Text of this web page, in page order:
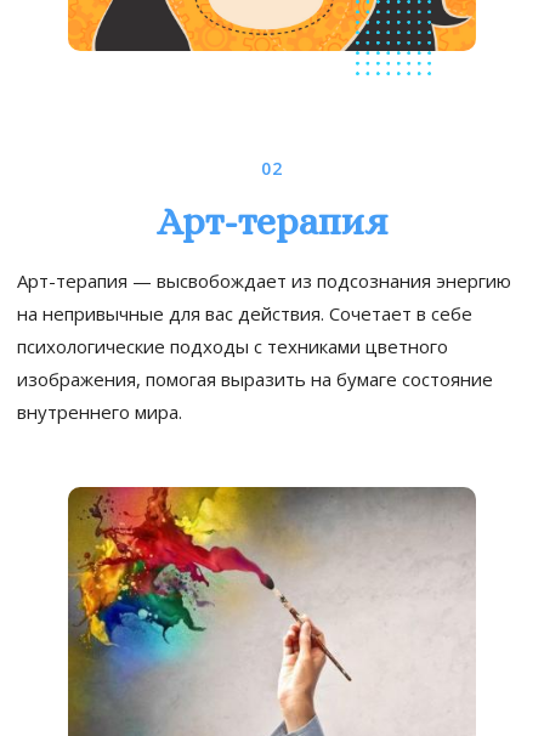
02
Арт-терапия
Арт-терапия — высвобождает из подсознания энергию
на непривычные для вас действия. Сочетает в себе
психологические подходы с техниками цветного
изображения, помогая выразить на бумаге состояние
внутреннего мира.